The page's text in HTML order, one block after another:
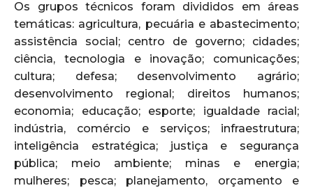
Os grupos técnicos foram divididos em áreas
temáticas: agricultura, pecuária e abastecimento;
assistência social; centro de governo; cidades;
ciência, tecnologia e inovação; comunicações;
cultura; defesa; desenvolvimento agrário;
desenvolvimento regional; direitos humanos;
economia; educação; esporte; igualdade racial;
indústria, comércio e serviços; infraestrutura;
inteligência estratégica; justiça e segurança
pública; meio ambiente; minas e energia;
mulheres; pesca; planejamento, orçamento e